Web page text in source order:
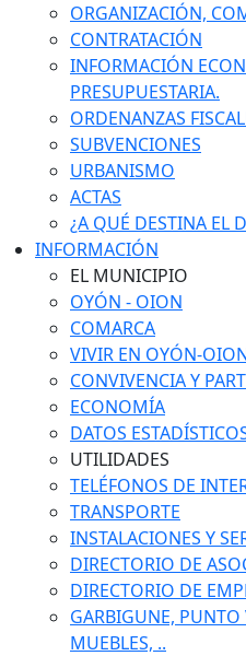
ORGANIZACIÓN,
CONTRATACIÓN
INFORMACIÓN
PRESUPUESTARIA.
ORDENANZAS
SUBVENCIONES
URBANISMO
ACTAS
¿A QUÉ DESTINA EL
INFORMACIÓN
EL MUNICIPIO
OYÓN - OION
COMARCA
VIVIR EN OYÓN-
CONVIVENCIA Y
ECONOMÍA
DATOS
UTILIDADES
TELÉFONOS DE
TRANSPORTE
INSTALACIONES Y
DIRECTORIO DE
DIRECTORIO DE
GARBIGUNE,
MUEBLES, ..